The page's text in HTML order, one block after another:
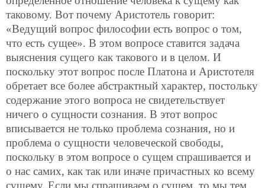
таковому. Вот почему Аристотель говорит:
«Ведущий вопрос философии есть вопрос о том,
что есть сущее». В этом вопросе ставится задача
выяснения сущего как такового и в целом. И
поскольку этот вопрос после Платона и Аристотеля
обретает все более абстрактный характер, постольку
содержание этого вопроса не свидетельствует
ничего о сущности сознания. В этот вопрос
вписывается не только проблема сознания, но и
проблема о сущности человеческой свободы,
поскольку в этом вопросе о сущем спрашивается и
о нас самих, как так или иначе причастных ко всему
сущему. Если мы спрашиваем о сущем, то мы тем